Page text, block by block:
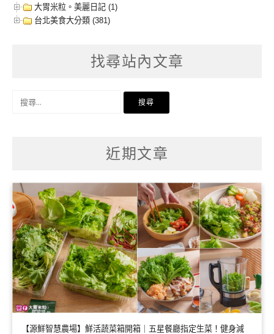
大胃米粒。美麗日記 (1)
台北美食大分類 (381)
找尋站內文章
近期文章
【源鮮智慧農場】鮮活蔬菜箱開箱｜五星餐廳指定生菜！健身減